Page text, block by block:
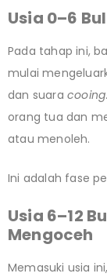
Usia 0–6
Pada tahap ini,
mulai
dan suara cooing
orang tua dan
atau menoleh.
Ini adalah fase
Usia 6–12
Mengoceh
Memasuki usia